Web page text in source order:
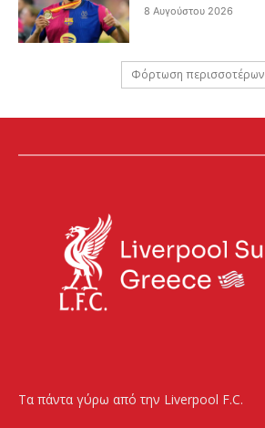
8 Αυγούστου 2026
Φόρτωση περισσοτέρων
Τα πάντα γύρω από την Liverpool F.C.